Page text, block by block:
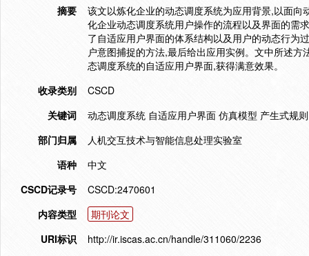
摘要
该文以炼化企业的动态调度系统为应用背景,以面
化企业动态调度系统用户操作的流程以及界面的需
了自适应用户界面的体系结构以及用户的动态行为
户意图捕捉的方法,最后给出应用实例。文中所述
态调度系统的自适应用户界面,获得满意效果。
收录类别
CSCD
关键词
动态调度系统 自适应用户界面 仿真模型 产生式规则
部门归属
人机交互技术与智能信息处理实验室
语种
中文
CSCD记录号
CSCD:2470601
内容类型
期刊论文
URI标识
http://ir.iscas.ac.cn/handle/311060/2236